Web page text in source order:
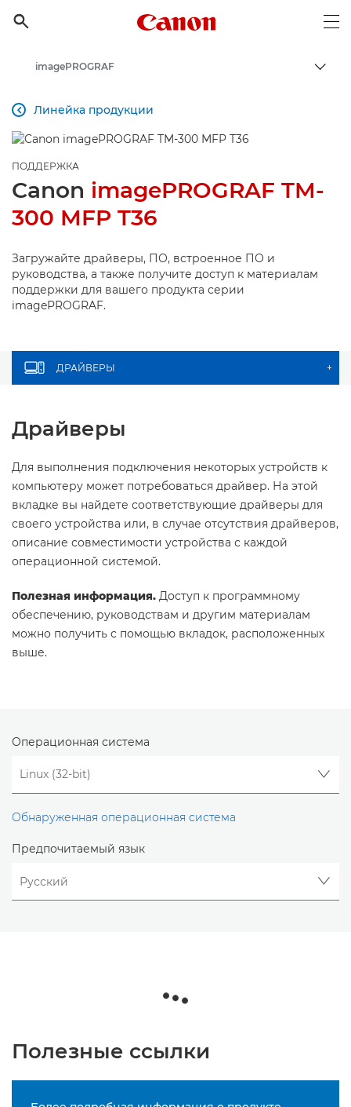

Canon Logo, back to
imagePROGRAF
Линейка продукции

ПОДДЕРЖКА
Canon imagePROGRAF TM-
300 MFP T36
Загружайте драйверы, ПО, встроенное ПО и
руководства, а также получите доступ к материалам
поддержки для вашего продукта серии
imagePROGRAF.
ДРАЙВЕРЫ +
Драйверы
Для выполнения подключения некоторых устройств к
компьютеру может потребоваться драйвер. На этой
вкладке вы найдете соответствующие драйверы для
своего устройства или, в случае отсутствия драйверов,
описание совместимости устройства с каждой
операционной системой.
Полезная информация. Доступ к программному
обеспечению, руководствам и другим материалам
можно получить с помощью вкладок, расположенных
выше.
Операционная система
Обнаруженная операционная система
Предпочитаемый язык
Полезные ссылки